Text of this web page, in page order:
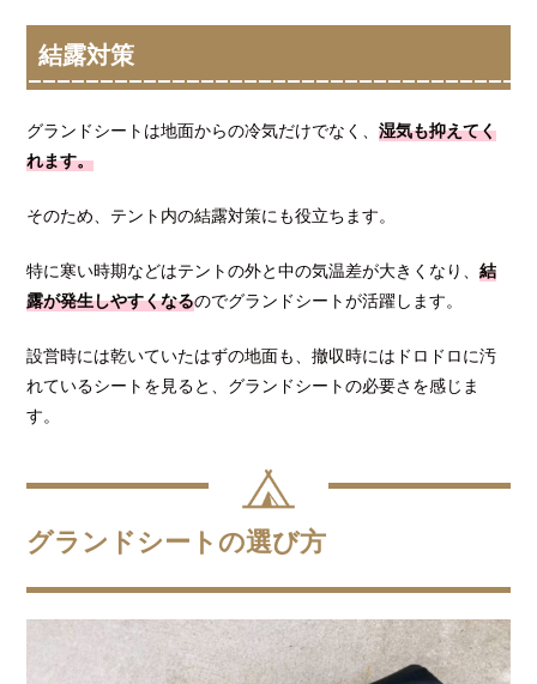
結露対策
グランドシートは地面からの冷気だけでなく、湿気も抑えてく
れます。
そのため、テント内の結露対策にも役立ちます。
特に寒い時期などはテントの外と中の気温差が大きくなり、結
露が発生しやすくなるのでグランドシートが活躍します。
設営時には乾いていたはずの地面も、撤収時にはドロドロに汚
れているシートを見ると、グランドシートの必要さを感じま
す。
グランドシートの選び方